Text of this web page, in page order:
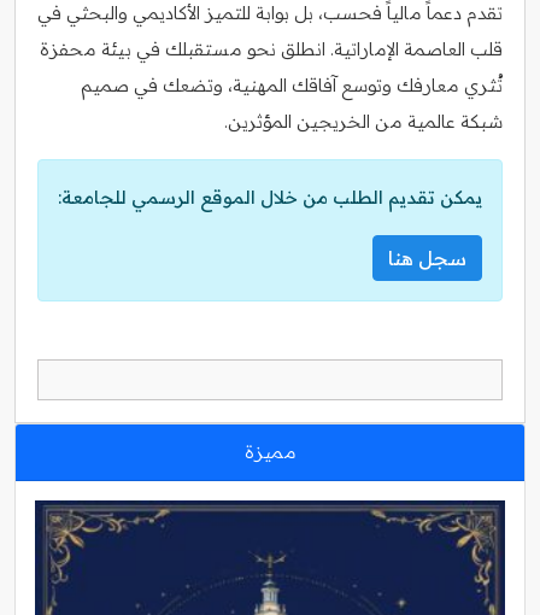
تقدم دعماً مالياً فحسب، بل بوابة للتميز الأكاديمي والبحثي في
قلب العاصمة الإماراتية. انطلق نحو مستقبلك في بيئة محفزة
تُثري معارفك وتوسع آفاقك المهنية، وتضعك في صميم
شبكة عالمية من الخريجين المؤثرين.
يمكن تقديم الطلب من خلال الموقع الرسمي للجامعة:
سجل هنا
مميزة